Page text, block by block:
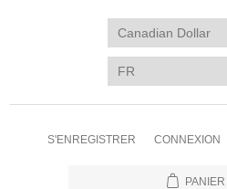
S'ENREGISTRER CONNEXION
PANIER